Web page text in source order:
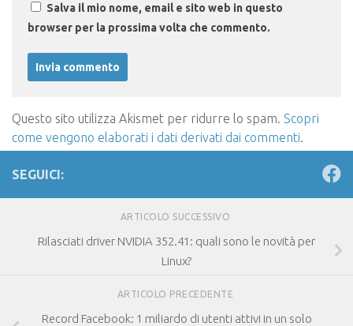
Salva il mio nome, email e sito web in questo
browser per la prossima volta che commento.
Questo sito utilizza Akismet per ridurre lo spam. Scopri
come vengono elaborati i dati derivati dai commenti.
SEGUICI:
ARTICOLO SUCCESSIVO
Rilasciati driver NVIDIA 352.41: quali sono le novità per
Linux?
ARTICOLO PRECEDENTE
Record Facebook: 1 miliardo di utenti attivi in un solo